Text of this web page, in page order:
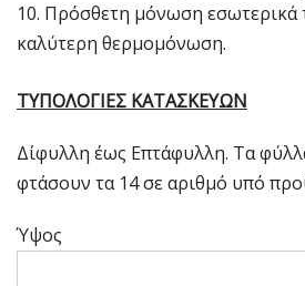
Πρόσθετη μόνωση εσωτερικά
καλύτερη θερμομόνωση.
ΤΥΠΟΛΟΓΙΕΣ ΚΑΤΑΣΚΕΥΩΝ
Δίφυλλη έως Επτάφυλλη. Τα
φτάσουν τα 14 σε αριθμό υπό
Ύψος